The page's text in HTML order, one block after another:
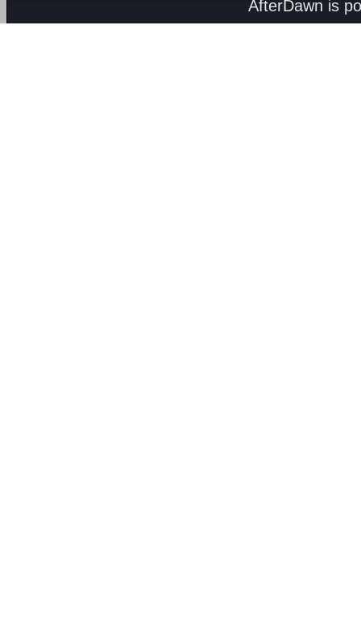
AfterDawn is